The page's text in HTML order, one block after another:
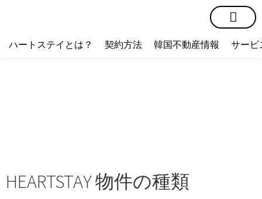
ハートステイとは？ 契約方法 韓国不動産情報 サービ
HEARTSTAY 物件の種類